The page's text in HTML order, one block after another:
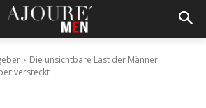
Die unsichtbare Last der Männer:
versteckt